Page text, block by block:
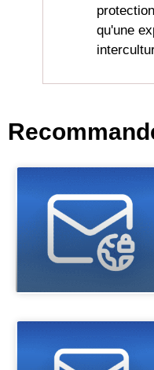
qu'une